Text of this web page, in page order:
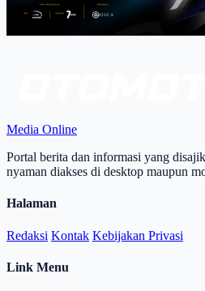
Media Online
Portal berita dan informasi yang
nyaman diakses di desktop maupun
Halaman
Redaksi Kontak Kebijakan Privasi
Link Menu